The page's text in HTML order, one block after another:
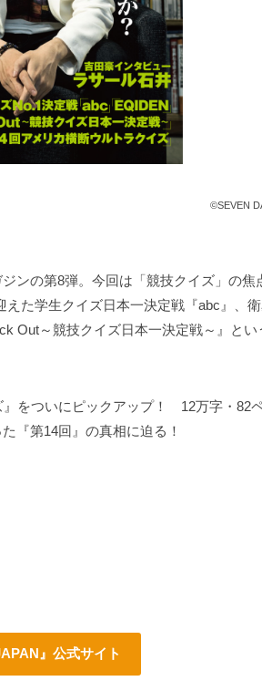
©SEVEN
ンの第8弾。今回は「競技クイズ」の焦
た学生クイズ日本一決定戦『abc』、
Out～競技クイズ日本一決定戦～』とい
をついにピックアップ！ 12万字・82
『第14回』の真相に迫る！
』公式サイト